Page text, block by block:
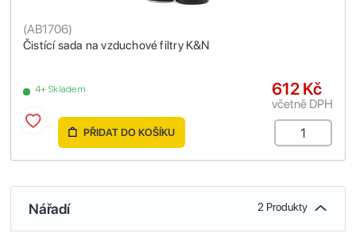
Čistící sada na vzduchové filtry K&N
(AB1706)
4+ Skladem 612 Kč
včetně DPH
PŘIDAT DO KOŠÍKU
Nářadí 2 Produkty